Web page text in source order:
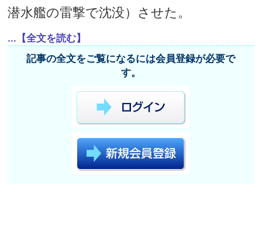
潜水艦の雷撃で沈没）させた。
...【全文を読む】
記事の全文をご覧になるには会員登録が必要で
す。